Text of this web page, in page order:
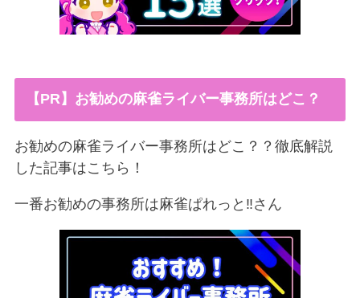
【PR】お勧めの麻雀ライバー事務所はどこ？
お勧めの麻雀ライバー事務所はどこ？？徹底解説
した記事はこちら！
一番お勧めの事務所は麻雀ぱれっと‼︎さん